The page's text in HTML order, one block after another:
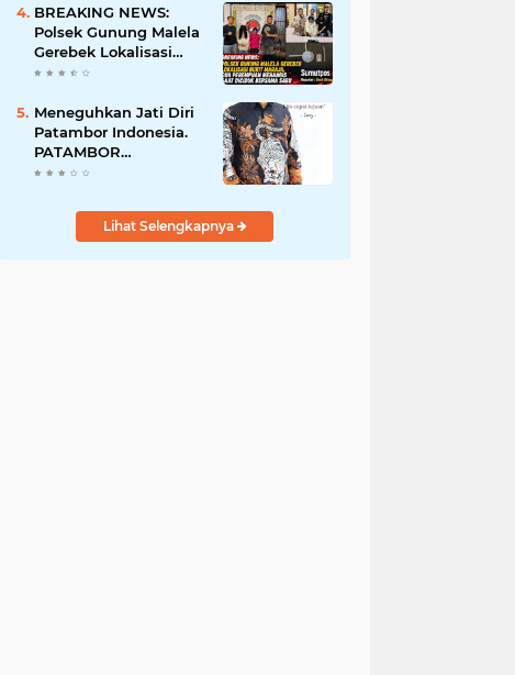
Diserobot PT Jatim
Jaya Perkasa
BREAKING NEWS:
Polsek Gunung Malela
Gerebek Lokalisasi
Bukit Maraja, Dua
Saat Diciduk Bersama
Sabu
Meneguhkan Jati Diri
Patambor Indonesia.
PATAMBOR
INDONESIA Akan
Jakarta.
Lihat Selengkapnya